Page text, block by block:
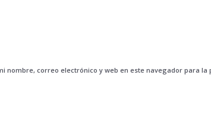
nombre, correo electrónico y web en este navegador para la